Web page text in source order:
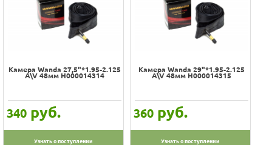
Камера Wanda 27,5"*1.95-2.125
A\V 48мм H000014314
340 руб.
Узнать о поступлении
Камера Wanda 29"*1.95-2.125
A\V 48мм H000014315
360 руб.
Узнать о поступлении